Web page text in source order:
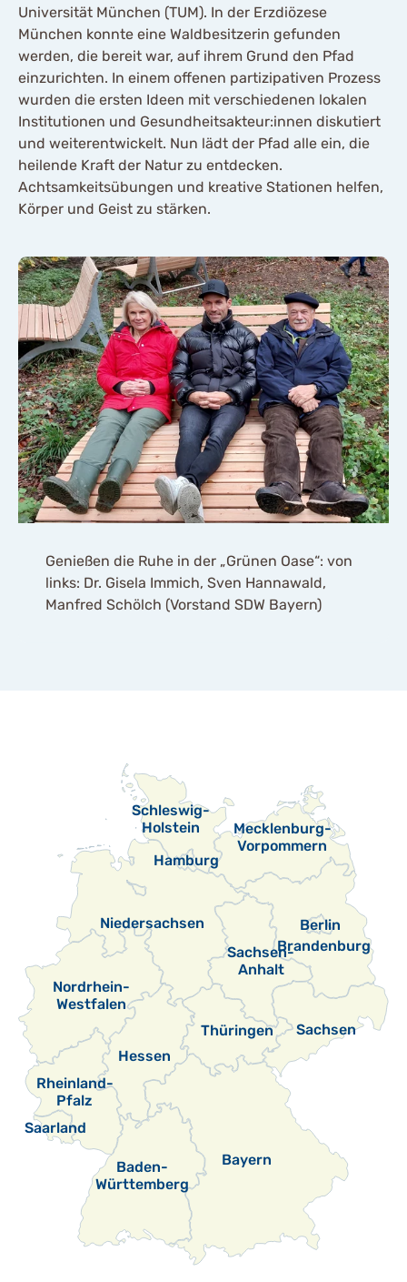
Universität München (TUM). In der Erzdiözese
München konnte eine Waldbesitzerin gefunden
werden, die bereit war, auf ihrem Grund den Pfad
einzurichten. In einem offenen partizipativen Prozess
wurden die ersten Ideen mit verschiedenen lokalen
Institutionen und Gesundheitsakteur:innen diskutiert
und weiterentwickelt. Nun lädt der Pfad alle ein, die
heilende Kraft der Natur zu entdecken.
Achtsamkeitsübungen und kreative Stationen helfen,
Körper und Geist zu stärken.
Genießen die Ruhe in der „Grünen Oase“: von
links: Dr. Gisela Immich, Sven Hannawald,
Manfred Schölch (Vorstand SDW Bayern)
Thüringen
Schleswig-
Holstein
Sachsen-
Anhalt
Sachsen
Saarland
Rheinland-
Pfalz
Nordrhein-
Westfalen
Niedersachsen
Mecklenburg-
Vorpommern
Hessen
Hamburg
Brandenburg
Berlin
Bayern
Baden-
Württemberg